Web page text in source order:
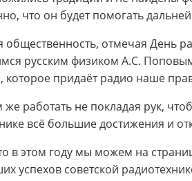
что он будет помогать
общественность, отмечая День
русским физиком А.С.
которое придаёт радио наше
же работать не покладая рук,
всё большие достижения и
в этом году мы можем на
успехов советской